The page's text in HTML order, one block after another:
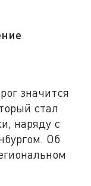
значится
стал
наряду с
Об